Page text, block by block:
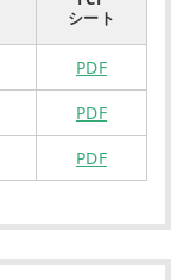
シート
PDF
PDF
PDF